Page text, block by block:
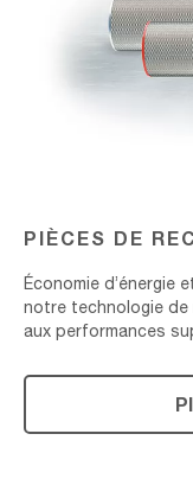
PIÈCES DE
Économie d’énergie
notre technologie de
aux performances